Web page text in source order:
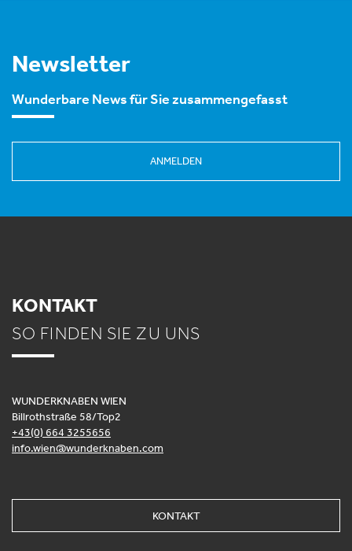
Newsletter
Wunderbare News für Sie zusammengefasst
ANMELDEN
KONTAKT
SO FINDEN SIE ZU UNS
WUNDERKNABEN WIEN
Billrothstraße 58/Top2
+43(0) 664 3255656
info.wien@wunderknaben.com
KONTAKT